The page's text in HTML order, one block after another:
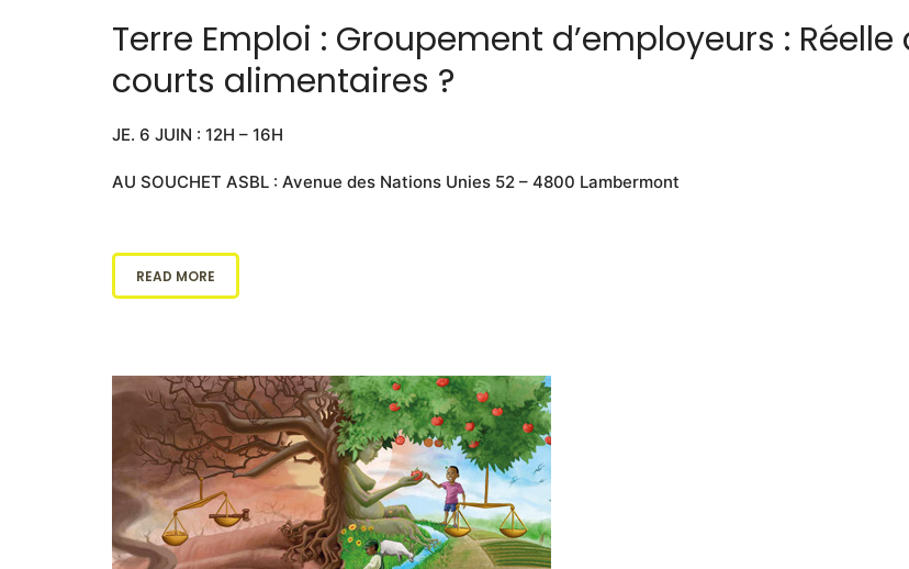
Terre Emploi : Groupement d’employeurs :
courts alimentaires ?
JE. 6 JUIN : 12H – 16H
AU SOUCHET ASBL : Avenue des Nations Unies 52 – 4800 Lambermont
READ MORE